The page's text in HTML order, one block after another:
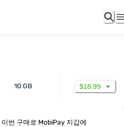
10 GB $18.99
이번 구매로 MobiPay 지갑에